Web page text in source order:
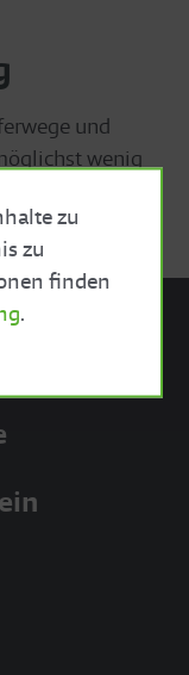
und
wenig
zu
zu
finden
.